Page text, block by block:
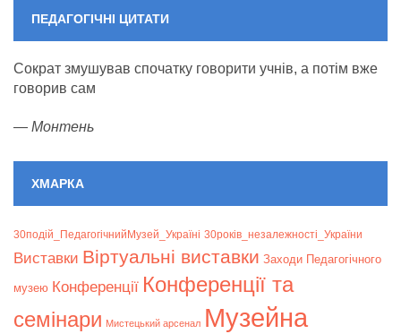
ПЕДАГОГІЧНІ ЦИТАТИ
Сократ змушував спочатку говорити учнів, а потім вже
говорив сам
— Монтень
ХМАРКА
30подій_ПедагогічнийМузей_Україні 30років_незалежності_України
Bиставки Віртуальні виставки Заходи Педагогічного
музею Конференції Конференції та
семінари Мистецький арсенал Музейна